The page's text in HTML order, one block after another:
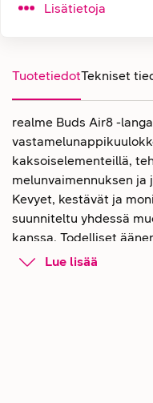
Lisätietoja
TuotetiedotTekniset
realme Buds Air8 -
kaksoiselementeillä,
melunvaimennuksen ja
Kevyet, kestävät ja
suunniteltu yhdessä
kanssa. Todelliset
realme Buds
Lue lisää